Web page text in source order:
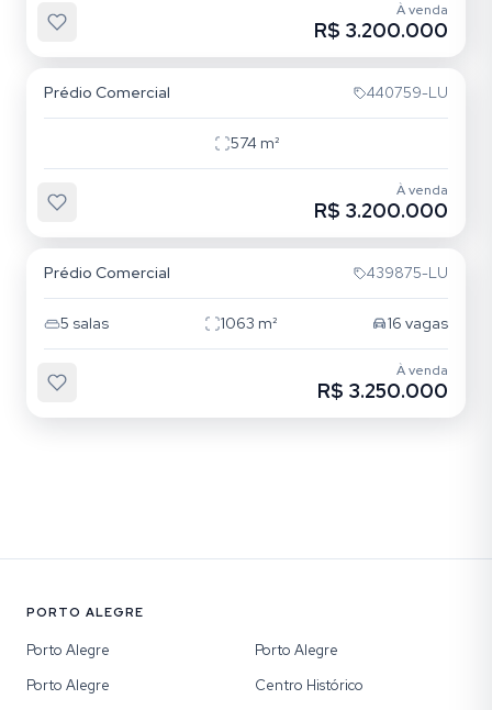
À venda
R$ 3.200.000
Prédio Comercial 440759-LU
574 m²
À venda
R$ 3.200.000
Prédio Comercial 439875-LU
5 salas 1063 m² 16 vagas
À venda
R$ 3.250.000
PORTO ALEGRE
Porto Alegre
Porto Alegre
Porto Alegre
Centro Histórico